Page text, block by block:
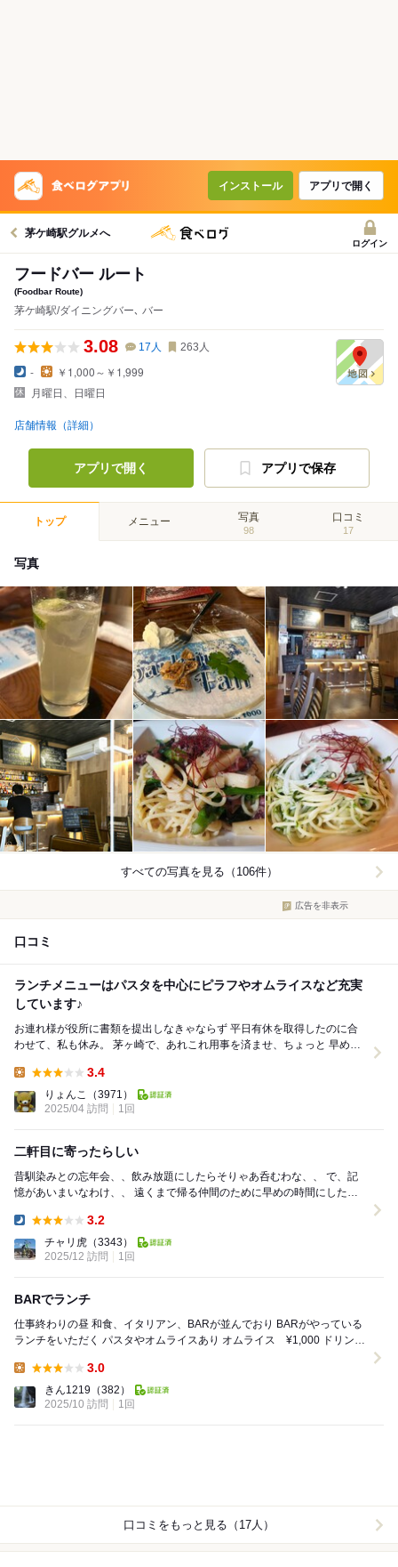
インストール アプリで開く
茅ケ崎駅グルメへ
ログイン
フードバー ルート
(Foodbar Route)
茅ケ崎駅/ダイニングバー､ バー
3.08 17 人 263 人
-
￥1,000～￥1,999
月曜日、日曜日
店舗情報（詳細）
アプリで開く アプリで保存
トップ メニュー 写真
98
口コミ
17
写真
すべての写真を見る（106件）
広告を非表示
口コミ
ランチメニューはパスタを中心にピラフやオムライスなど充実
しています♪
お連れ様が役所に書類を提出しなきゃならず 平日有休を取得したのに合
わせて、私も休み。 茅ヶ崎で、あれこれ用事を済ませ、ちょっと 早めの
3.4
りょんこ
（3971）
2025/04 訪問
1回
二軒目に寄ったらしい
昔馴染みとの忘年会、、飲み放題にしたらそりゃあ呑むわな、、 で、記
憶があいまいなわけ、、 遠くまで帰る仲間のために早めの時間にしたと
3.2
チャリ虎 （3343）
2025/12 訪問
1回
BARでランチ
仕事終わりの昼 和食、イタリアン、BARが並んでおり BARがやっている
ランチをいただく パスタやオムライスあり オムライス ¥1,000 ドリンク
3.0
きん1219 （382）
2025/10 訪問
1回
口コミをもっと見る（17人）